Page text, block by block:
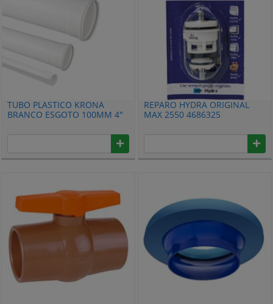
TUBO PLASTICO KRONA
BRANCO ESGOTO 100MM 4"
REPARO HYDRA ORIGINAL
MAX 2550 4686325